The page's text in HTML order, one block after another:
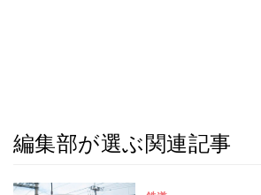
編集部が選ぶ関連記事